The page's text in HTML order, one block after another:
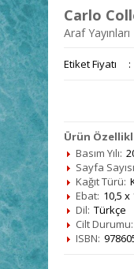
Carlo
Araf Yayınları
Etiket Fiyatı :
Ürün
Basım Yılı:
Sayfa
Kağıt Türü:
Ebat: 10,5 x
Dil: Türkçe
Cilt Durumu:
ISBN: